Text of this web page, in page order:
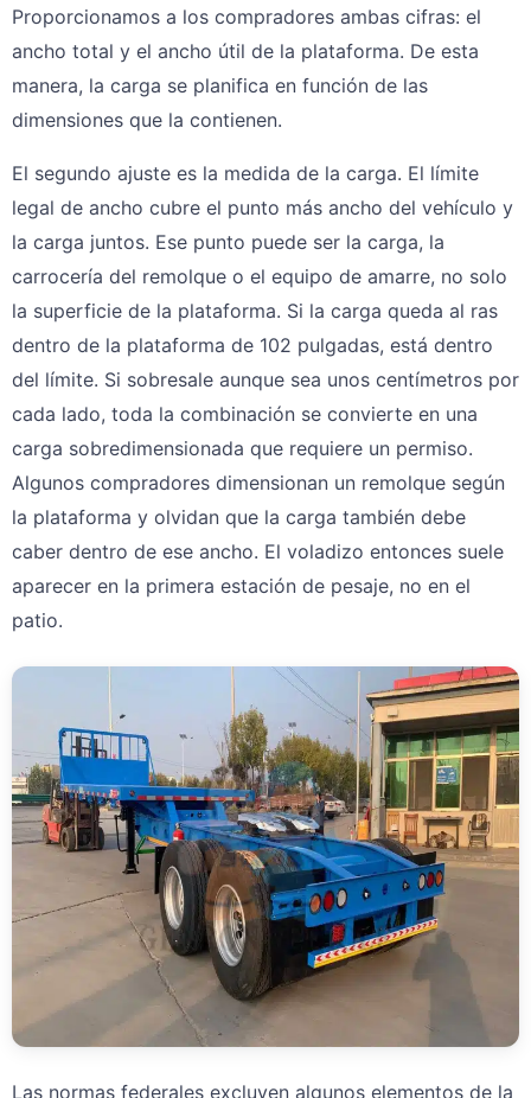
Proporcionamos a los compradores ambas cifras: el
ancho total y el ancho útil de la plataforma. De esta
manera, la carga se planifica en función de las
dimensiones que la contienen.
El segundo ajuste es la medida de la carga. El límite
legal de ancho cubre el punto más ancho del vehículo y
la carga juntos. Ese punto puede ser la carga, la
carrocería del remolque o el equipo de amarre, no solo
la superficie de la plataforma. Si la carga queda al ras
dentro de la plataforma de 102 pulgadas, está dentro
del límite. Si sobresale aunque sea unos centímetros por
cada lado, toda la combinación se convierte en una
carga sobredimensionada que requiere un permiso.
Algunos compradores dimensionan un remolque según
la plataforma y olvidan que la carga también debe
caber dentro de ese ancho. El voladizo entonces suele
aparecer en la primera estación de pesaje, no en el
patio.
Las normas federales excluyen algunos elementos de la